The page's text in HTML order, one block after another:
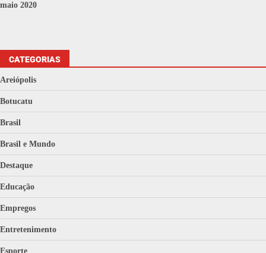
maio 2020
CATEGORIAS
Areiópolis
Botucatu
Brasil
Brasil e Mundo
Destaque
Educação
Empregos
Entretenimento
Esporte